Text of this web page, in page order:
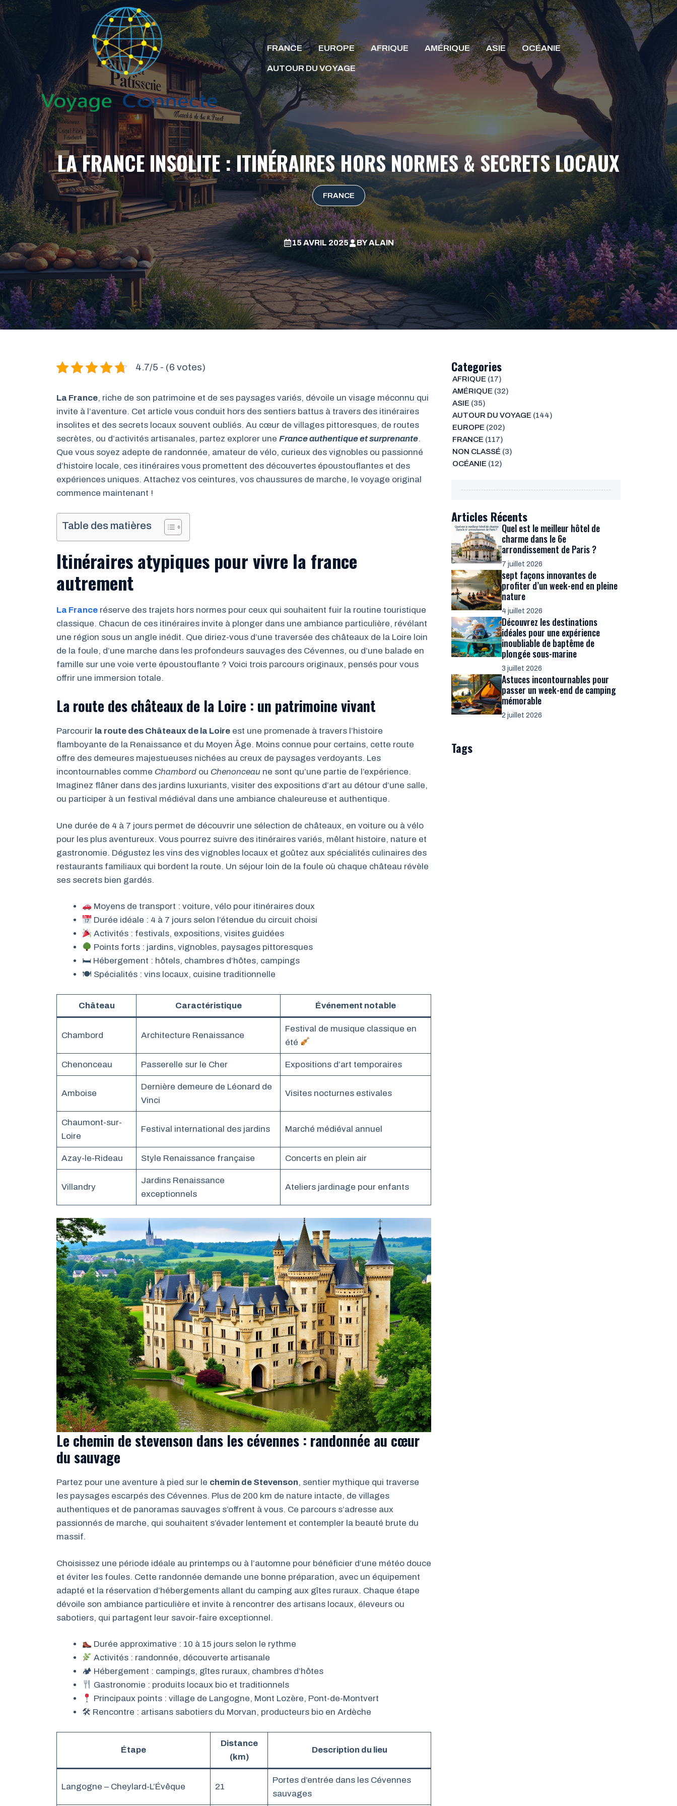
Aller
au
FRANCE
EUROPE AFRIQUE AMÉRIQUE ASIE OCÉANIE
AUTOUR DU VOYAGE
LA FRANCE INSOLITE : ITINÉRAIRES HORS NORMES & SECRETS LOCAUX
FRANCE
15 AVRIL 2025 BYALAIN
4.7/5 - (6 votes)
La France, riche de son patrimoine et de ses paysages variés, dévoile un visage méconnu qui
invite à l’aventure. Cet article vous conduit hors des sentiers battus à travers des itinéraires
insolites et des secrets locaux souvent oubliés. Au cœur de villages pittoresques, de routes
secrètes, ou d’activités artisanales, partez explorer une France authentique et surprenante.
Que vous soyez adepte de randonnée, amateur de vélo, curieux des vignobles ou passionné
d’histoire locale, ces itinéraires vous promettent des découvertes époustouflantes et des
expériences uniques. Attachez vos ceintures, vos chaussures de marche, le voyage original
commence maintenant !
Table des matières
Itinéraires atypiques pour vivre la france
autrement
La France réserve des trajets hors normes pour ceux qui souhaitent fuir la routine touristique
classique. Chacun de ces itinéraires invite à plonger dans une ambiance particulière, révélant
une région sous un angle inédit. Que diriez-vous d’une traversée des châteaux de la Loire loin
de la foule, d’une marche dans les profondeurs sauvages des Cévennes, ou d’une balade en
famille sur une voie verte époustouflante ? Voici trois parcours originaux, pensés pour vous
offrir une immersion totale.
La route des châteaux de la Loire : un patrimoine vivant
Parcourir la route des Châteaux de la Loire est une promenade à travers l’histoire
flamboyante de la Renaissance et du Moyen Âge. Moins connue pour certains, cette route
offre des demeures majestueuses nichées au creux de paysages verdoyants. Les
incontournables comme Chambord ou Chenonceau ne sont qu’une partie de l’expérience.
Imaginez flâner dans des jardins luxuriants, visiter des expositions d’art au détour d’une salle,
ou participer à un festival médiéval dans une ambiance chaleureuse et authentique.
Une durée de 4 à 7 jours permet de découvrir une sélection de châteaux, en voiture ou à vélo
pour les plus aventureux. Vous pourrez suivre des itinéraires variés, mêlant histoire, nature et
gastronomie. Dégustez les vins des vignobles locaux et goûtez aux spécialités culinaires des
restaurants familiaux qui bordent la route. Un séjour loin de la foule où chaque château révèle
ses secrets bien gardés.
Moyens de transport : voiture, vélo pour itinéraires doux
Durée idéale : 4 à 7 jours selon l’étendue du circuit choisi
Activités : festivals, expositions, visites guidées
Points forts : jardins, vignobles, paysages pittoresques
🛏 Hébergement : hôtels, chambres d’hôtes, campings
🍽 Spécialités : vins locaux, cuisine traditionnelle
Château Caractéristique Événement notable
Chambord Architecture Renaissance
Festival de musique classique en
été
Chenonceau Passerelle sur le Cher Expositions d’art temporaires
Amboise
Dernière demeure de Léonard de
Vinci
Visites nocturnes estivales
Chaumont-sur-
Loire
Festival international des jardins Marché médiéval annuel
Azay-le-Rideau Style Renaissance française Concerts en plein air
Villandry
Jardins Renaissance
exceptionnels
Ateliers jardinage pour enfants
Le chemin de stevenson dans les cévennes : randonnée au cœur
du sauvage
Partez pour une aventure à pied sur le chemin de Stevenson, sentier mythique qui traverse
les paysages escarpés des Cévennes. Plus de 200 km de nature intacte, de villages
authentiques et de panoramas sauvages s’offrent à vous. Ce parcours s’adresse aux
passionnés de marche, qui souhaitent s’évader lentement et contempler la beauté brute du
massif.
Choisissez une période idéale au printemps ou à l’automne pour bénéficier d’une météo douce
et éviter les foules. Cette randonnée demande une bonne préparation, avec un équipement
adapté et la réservation d’hébergements allant du camping aux gîtes ruraux. Chaque étape
dévoile son ambiance particulière et invite à rencontrer des artisans locaux, éleveurs ou
sabotiers, qui partagent leur savoir-faire exceptionnel.
Durée approximative : 10 à 15 jours selon le rythme
Activités : randonnée, découverte artisanale
🏕 Hébergement : campings, gîtes ruraux, chambres d’hôtes
Gastronomie : produits locaux bio et traditionnels
Principaux points : village de Langogne, Mont Lozère, Pont-de-Montvert
🛠 Rencontre : artisans sabotiers du Morvan, producteurs bio en Ardèche
Étape
Distance
(km)
Description du lieu
Langogne – Cheylard-L’Évêque 21
Portes d’entrée dans les Cévennes
sauvages
Categories
AFRIQUE (17)
AMÉRIQUE (32)
ASIE (35)
AUTOUR DU VOYAGE (144)
EUROPE (202)
FRANCE (117)
NON CLASSÉ (3)
OCÉANIE (12)
Articles Récents
Quel est le meilleur hôtel de
charme dans le 6e
arrondissement de Paris ?
7 juillet 2026
sept façons innovantes de
profiter d’un week-end en pleine
nature
4 juillet 2026
Découvrez les destinations
idéales pour une expérience
inoubliable de baptême de
plongée sous-marine
3 juillet 2026
Astuces incontournables pour
passer un week-end de camping
mémorable
2 juillet 2026
Tags